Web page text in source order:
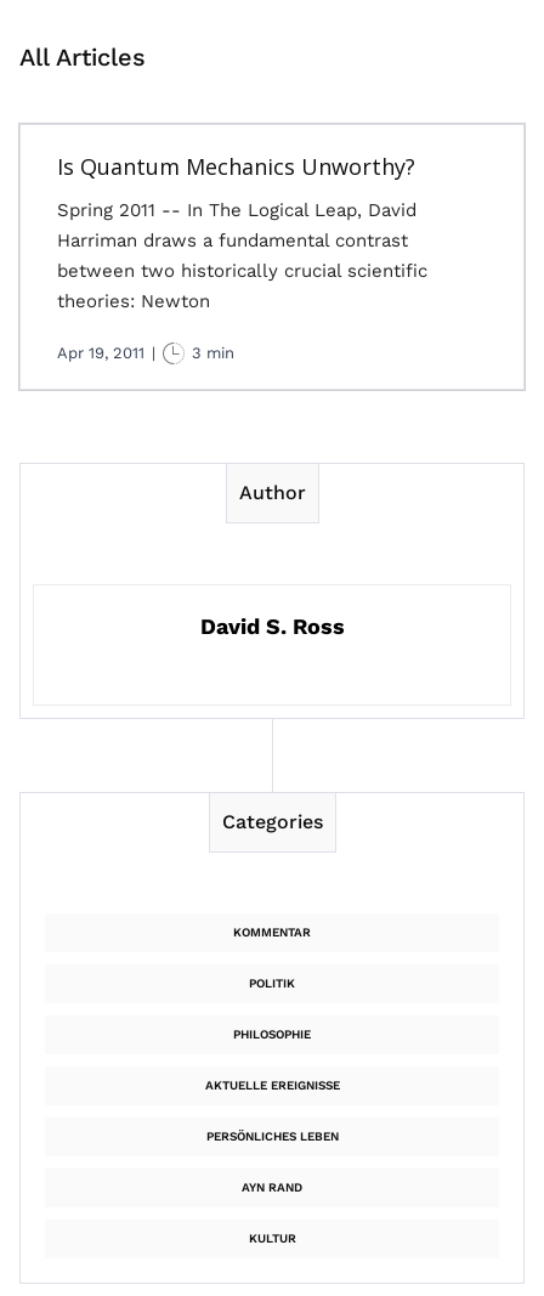
All Articles
Is Quantum Mechanics Unworthy?
Spring 2011 -- In The Logical Leap, David
Harriman draws a fundamental contrast
between two historically crucial scientific
theories: Newton
Apr 19, 2011 | 3 min
Author
David S. Ross
Categories
KOMMENTAR
POLITIK
PHILOSOPHIE
AKTUELLE EREIGNISSE
PERSÖNLICHES LEBEN
AYN RAND
KULTUR